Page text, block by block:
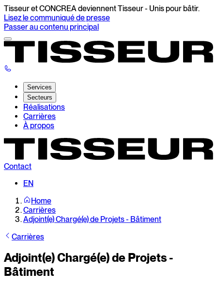
Tisseur et CONCREA deviennent Tisseur - Unis pour bâtir.
Lisez le communiqué de presse
Passer au contenu principal
Services
Secteurs
Réalisations
Carrières
À propos
Contact
EN
Home
Carrières
Adjoint(e) Chargé(e) de Projets - Bâtiment
Carrières
Adjoint(e) Chargé(e) de Projets -
Bâtiment